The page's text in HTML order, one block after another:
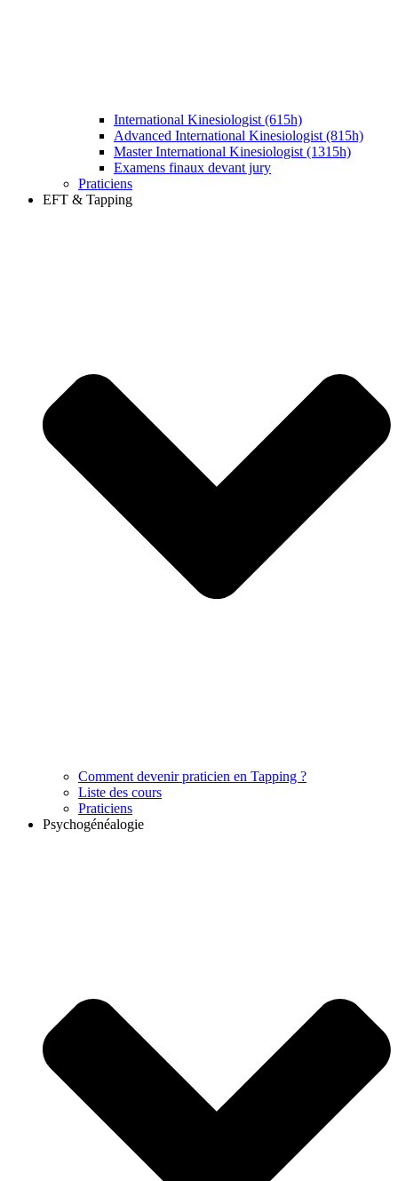
International Kinesiologist (615h)
Advanced International Kinesiologist (815h)
Master International Kinesiologist (1315h)
Examens finaux devant jury
Praticiens
EFT & Tapping
Comment devenir praticien en Tapping ?
Liste des cours
Praticiens
Psychogénéalogie